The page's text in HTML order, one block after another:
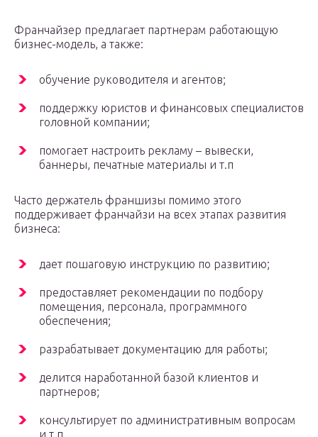
Франчайзер предлагает партнерам работающую
бизнес-модель, а также:
обучение руководителя и агентов;
поддержку юристов и финансовых специалистов
головной компании;
помогает настроить рекламу – вывески,
баннеры, печатные материалы и т.п
Часто держатель франшизы помимо этого
поддерживает франчайзи на всех этапах развития
бизнеса:
дает пошаговую инструкцию по развитию;
предоставляет рекомендации по подбору
помещения, персонала, программного
обеспечения;
разрабатывает документацию для работы;
делится наработанной базой клиентов и
партнеров;
консультирует по административным вопросам
и т.п.